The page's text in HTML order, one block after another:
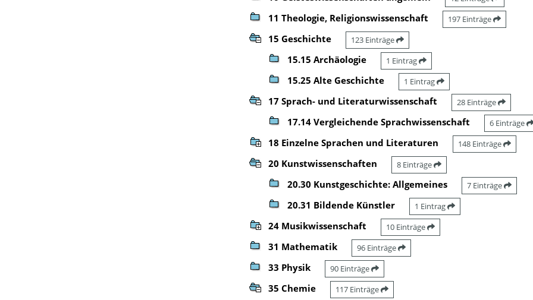
11 Theologie, Religionswissenschaft 197 Einträge
15 Geschichte 123 Einträge
15.15 Archäologie 1 Eintrag
15.25 Alte Geschichte 1 Eintrag
17 Sprach- und Literaturwissenschaft 28 Einträge
17.14 Vergleichende Sprachwissenschaft 6 Einträge
18 Einzelne Sprachen und Literaturen 148 Einträge
20 Kunstwissenschaften 8 Einträge
20.30 Kunstgeschichte: Allgemeines 7 Einträge
20.31 Bildende Künstler 1 Eintrag
24 Musikwissenschaft 10 Einträge
31 Mathematik 96 Einträge
33 Physik 90 Einträge
35 Chemie 117 Einträge